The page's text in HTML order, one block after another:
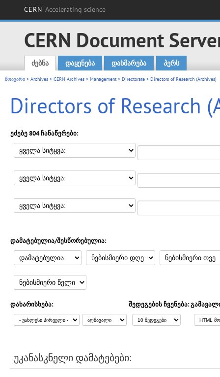
CERN Accelerating science
CERN Document
Main menu
ძებნა დაყენება დახმარება პერს
მთავარი > Archives > CERN Archives > Management> Directorate > Directors of Research (Archives)
Directors of Research
ეძებე 804 ჩანაწერები:
დამატებულია/შესწორებულია:
დახარისხება: შედეგების ჩვენება:
უკანასკნელი დამატებები: